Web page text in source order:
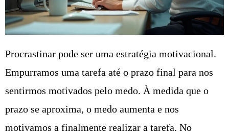
Procrastinar pode ser uma estratégia motivacional.
Empurramos uma tarefa até o prazo final para nos
sentirmos motivados pelo medo. À medida que o
prazo se aproxima, o medo aumenta e nos
motivamos a finalmente realizar a tarefa. No